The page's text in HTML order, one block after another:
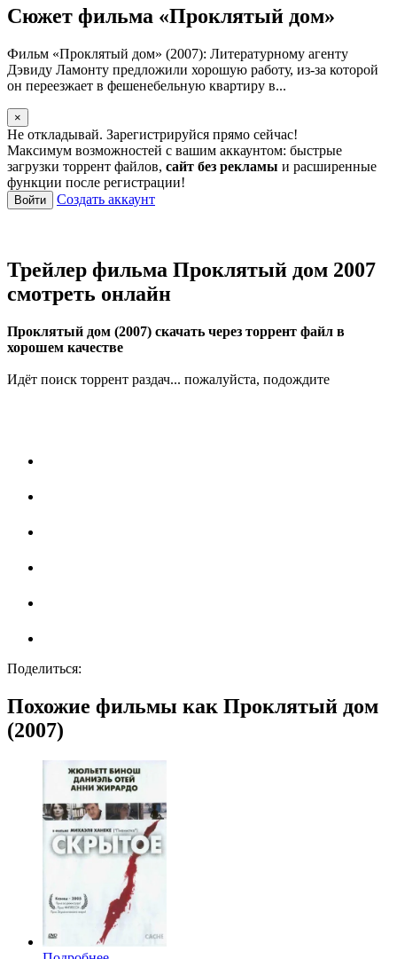
Сюжет фильма «Проклятый дом»
Фильм «Проклятый дом» (2007): Литературному агенту
Дэвиду Ламонту предложили хорошую работу, из-за которой
он переезжает в фешенебельную квартиру в...
×
Не откладывай. Зарегистрируйся прямо сейчас!
Максимум возможностей с вашим аккаунтом: быстрые
загрузки торрент файлов, сайт без рекламы и расширенные
функции после регистрации!
Войти Создать аккаунт
Трейлер фильма Проклятый дом 2007
смотреть онлайн
Проклятый дом (2007) скачать через торрент файл в
хорошем качестве
Идёт поиск торрент раздач... пожалуйста, подождите
Поделиться:
Похожие фильмы как Проклятый дом
(2007)